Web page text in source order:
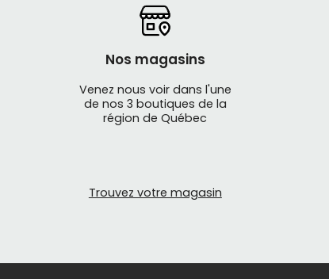
Nos magasins
Venez nous voir dans l'une
de nos 3 boutiques de la
région de Québec
Trouvez votre magasin